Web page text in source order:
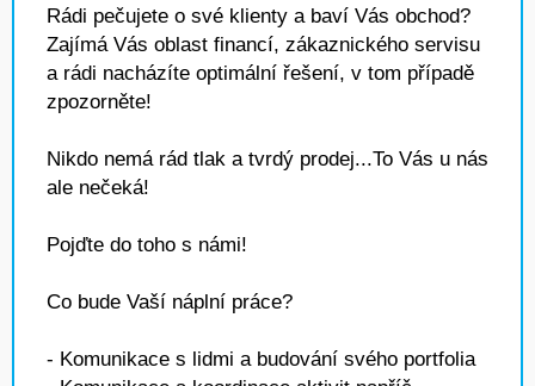
Rádi pečujete o své klienty a baví Vás obchod?
Zajímá Vás oblast financí, zákaznického servisu
a rádi nacházíte optimální řešení, v tom případě
zpozorněte!
Nikdo nemá rád tlak a tvrdý prodej...To Vás u nás
ale nečeká!
Pojďte do toho s námi!
Co bude Vaší náplní práce?
- Komunikace s lidmi a budování svého portfolia